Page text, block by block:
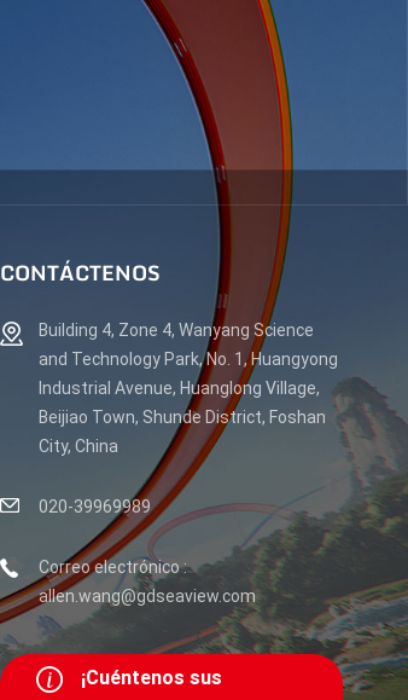
CONTÁCTENOS
Building 4, Zone 4, Wanyang Science
and Technology Park, No. 1, Huangyong
Industrial Avenue, Huanglong Village,
Beijiao Town, Shunde District, Foshan
City, China
020-39969989
Correo electrónico :
allen.wang@gdseaview.com
¡Cuéntenos sus